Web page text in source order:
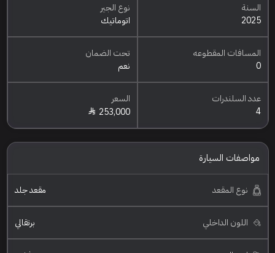
السنة
2025
نوع الجير
اتوماتيك
المسافات المقطوعه
0
تحت الضمان
نعم
عدد السلندرات
4
السعر
253,000
مواصفات السيارة
نوع المقعد مقعد جلد
اللون الداخلي برتقالي